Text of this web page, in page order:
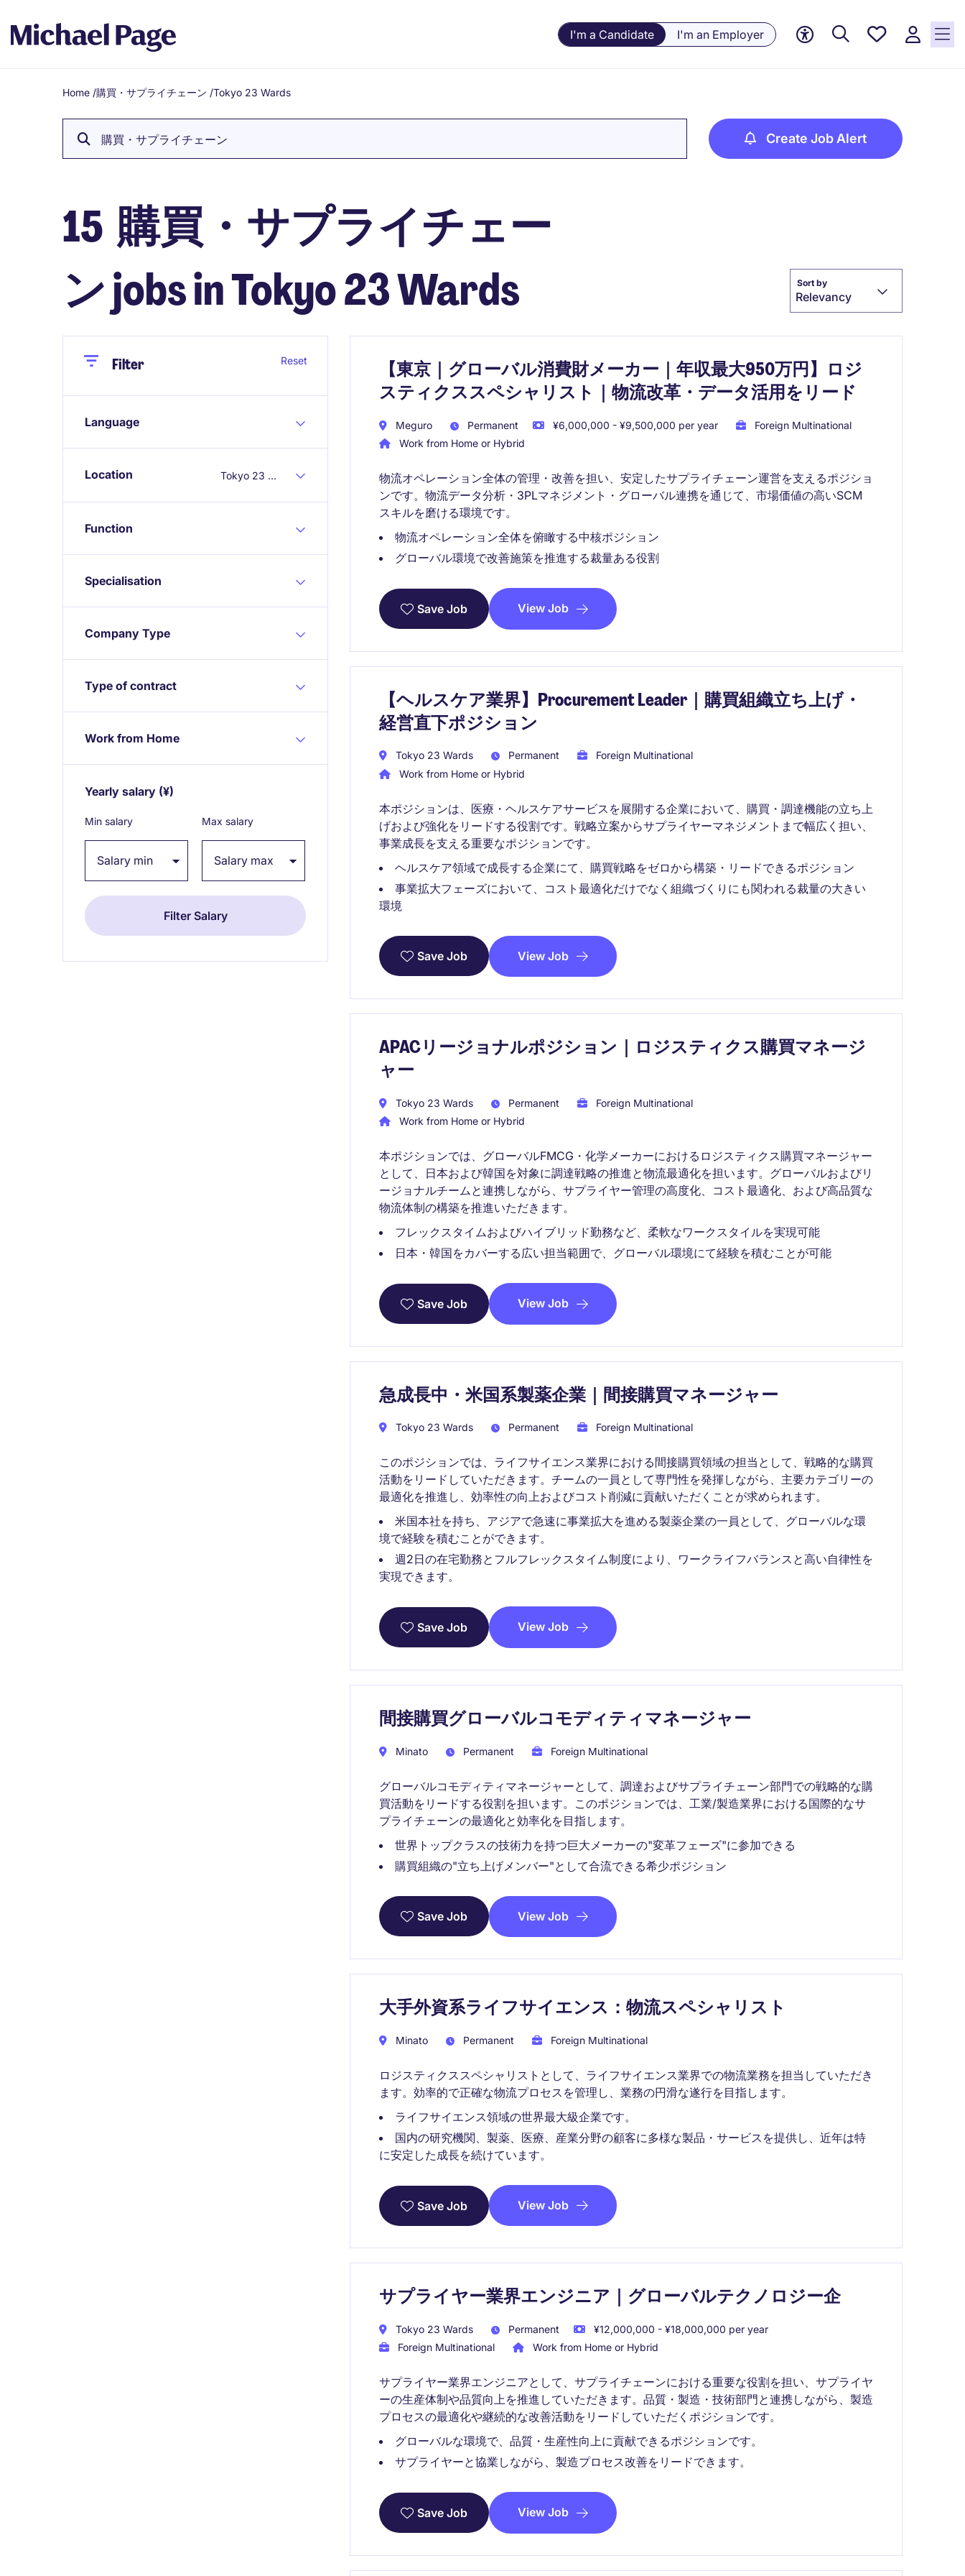
I'm a Candidate I'm an Employer
Saved
Breadcrumb
Home /購買・サプライチェーン /Tokyo 23 Wards
購買・サプライチェーン Create Job Alert
15 購買・サプライチェー
ン jobs in Tokyo 23 Wards
Sort by
Relevancy
CloseFilter Reset
Language
Location Tokyo 23 Wards
Function
Specialisation
Company Type
Type of contract
Work from Home
Yearly salary (¥)
Min salary Max salary
【東京｜グローバル消費財メーカー｜年収最大950万円】ロジ
スティクススペシャリスト｜物流改革・データ活用をリード
Meguro Permanent ¥6,000,000 - ¥9,500,000 per year
Foreign Multinational
Work from Home or Hybrid
物流オペレーション全体の管理・改善を担い、安定したサプライチェーン運営を支えるポジショ
ンです。物流データ分析・3PLマネジメント・グローバル連携を通じて、市場価値の高いSCM
スキルを磨ける環境です。
物流オペレーション全体を俯瞰する中核ポジション
グローバル環境で改善施策を推進する裁量ある役割
Save Job View Job
【ヘルスケア業界】Procurement Leader｜購買組織立ち上げ・
経営直下ポジション
Tokyo 23 Wards Permanent
Foreign Multinational
Work from Home or Hybrid
本ポジションは、医療・ヘルスケアサービスを展開する企業において、購買・調達機能の立ち上
げおよび強化をリードする役割です。戦略立案からサプライヤーマネジメントまで幅広く担い、
事業成長を支える重要なポジションです。
ヘルスケア領域で成長する企業にて、購買戦略をゼロから構築・リードできるポジション
事業拡大フェーズにおいて、コスト最適化だけでなく組織づくりにも関われる裁量の大きい
環境
Save Job View Job
APACリージョナルポジション｜ロジスティクス購買マネージ
ャー
Tokyo 23 Wards Permanent
Foreign Multinational
Work from Home or Hybrid
本ポジションでは、グローバルFMCG・化学メーカーにおけるロジスティクス購買マネージャー
として、日本および韓国を対象に調達戦略の推進と物流最適化を担います。グローバルおよびリ
ージョナルチームと連携しながら、サプライヤー管理の高度化、コスト最適化、および高品質な
物流体制の構築を推進いただきます。
フレックスタイムおよびハイブリッド勤務など、柔軟なワークスタイルを実現可能
日本・韓国をカバーする広い担当範囲で、グローバル環境にて経験を積むことが可能
Save Job View Job
急成長中・米国系製薬企業｜間接購買マネージャー
Tokyo 23 Wards Permanent Foreign Multinational
このポジションでは、ライフサイエンス業界における間接購買領域の担当として、戦略的な購買
活動をリードしていただきます。チームの一員として専門性を発揮しながら、主要カテゴリーの
最適化を推進し、効率性の向上およびコスト削減に貢献いただくことが求められます。
米国本社を持ち、アジアで急速に事業拡大を進める製薬企業の一員として、グローバルな環
境で経験を積むことができます。
週2日の在宅勤務とフルフレックスタイム制度により、ワークライフバランスと高い自律性を
実現できます。
Save Job View Job
間接購買グローバルコモディティマネージャー
Minato Permanent Foreign Multinational
グローバルコモディティマネージャーとして、調達およびサプライチェーン部門での戦略的な購
買活動をリードする役割を担います。このポジションでは、工業/製造業界における国際的なサ
プライチェーンの最適化と効率化を目指します。
世界トップクラスの技術力を持つ巨大メーカーの"変革フェーズ"に参加できる
購買組織の"立ち上げメンバー"として合流できる希少ポジション
Save Job View Job
大手外資系ライフサイエンス：物流スペシャリスト
Minato Permanent Foreign Multinational
ロジスティクススペシャリストとして、ライフサイエンス業界での物流業務を担当していただき
ます。効率的で正確な物流プロセスを管理し、業務の円滑な遂行を目指します。
ライフサイエンス領域の世界最大級企業です。
国内の研究機関、製薬、医療、産業分野の顧客に多様な製品・サービスを提供し、近年は特
に安定した成長を続けています。
Save Job View Job
サプライヤー業界エンジニア｜グローバルテクノロジー企
Tokyo 23 Wards Permanent
¥12,000,000 - ¥18,000,000 per year
Foreign Multinational
Work from Home or Hybrid
サプライヤー業界エンジニアとして、サプライチェーンにおける重要な役割を担い、サプライヤ
ーの生産体制や品質向上を推進していただきます。品質・製造・技術部門と連携しながら、製造
プロセスの最適化や継続的な改善活動をリードしていただくポジションです。
グローバルな環境で、品質・生産性向上に貢献できるポジションです。
サプライヤーと協業しながら、製造プロセス改善をリードできます。
Save Job View Job